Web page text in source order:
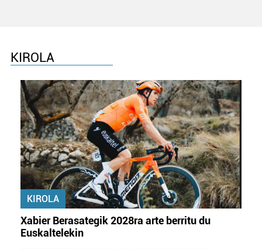
KIROLA
KIROLA
Xabier Berasategik 2028ra arte berritu du
Euskaltelekin